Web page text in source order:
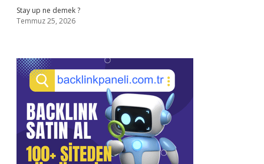
Stay up ne demek ?
Temmuz 25, 2026